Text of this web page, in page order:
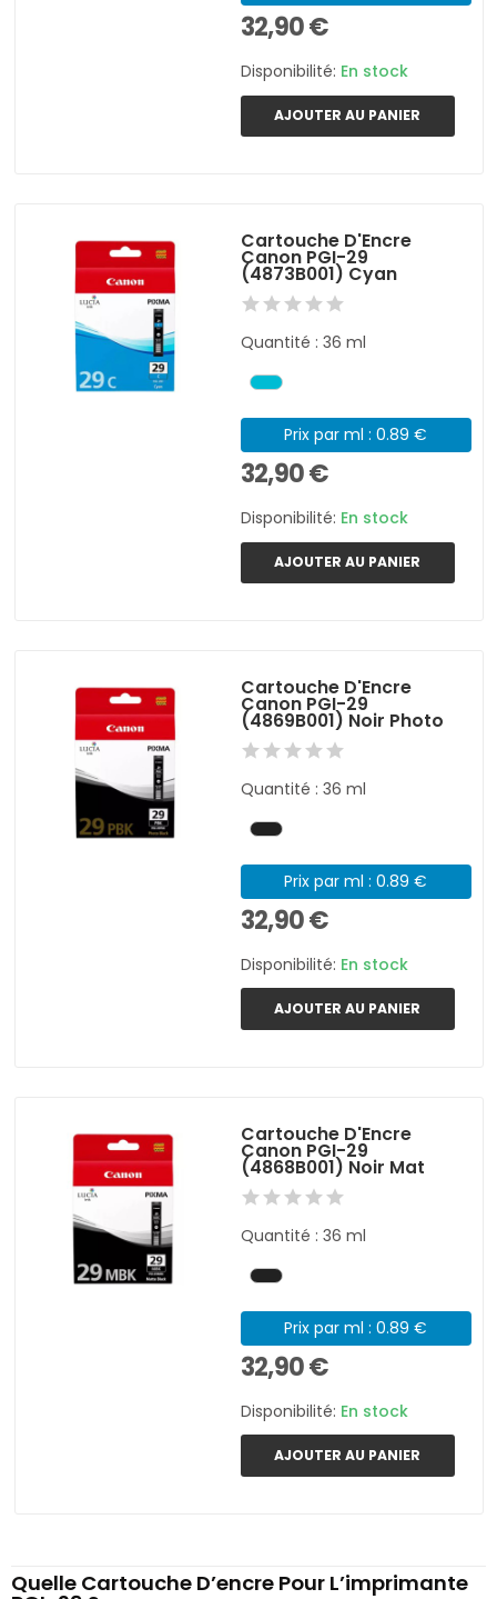
32,90 €
Disponibilité: En stock
AJOUTER AU PANIER
Cartouche D'Encre
Canon PGI-29
(4873B001) Cyan
Quantité : 36 ml
Prix par ml : 0.89 €
32,90 €
Disponibilité: En stock
AJOUTER AU PANIER
Cartouche D'Encre
Canon PGI-29
(4869B001) Noir Photo
Quantité : 36 ml
Prix par ml : 0.89 €
32,90 €
Disponibilité: En stock
AJOUTER AU PANIER
Cartouche D'Encre
Canon PGI-29
(4868B001) Noir Mat
Quantité : 36 ml
Prix par ml : 0.89 €
32,90 €
Disponibilité: En stock
AJOUTER AU PANIER
Quelle Cartouche D’encre Pour L’imprimante